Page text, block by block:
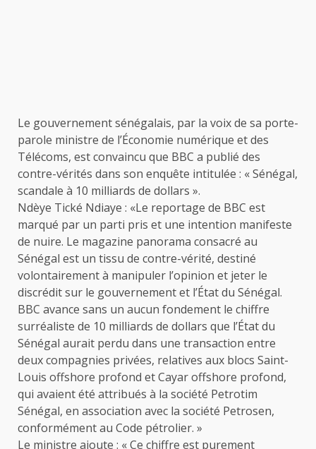
Le gouvernement sénégalais, par la voix de sa porte-
parole ministre de l’Économie numérique et des
Télécoms, est convaincu que BBC a publié des
contre-vérités dans son enquête intitulée : « Sénégal,
scandale à 10 milliards de dollars ».
Ndèye Tické Ndiaye : «Le reportage de BBC est
marqué par un parti pris et une intention manifeste
de nuire. Le magazine panorama consacré au
Sénégal est un tissu de contre-vérité, destiné
volontairement à manipuler l’opinion et jeter le
discrédit sur le gouvernement et l’État du Sénégal.
BBC avance sans un aucun fondement le chiffre
surréaliste de 10 milliards de dollars que l’État du
Sénégal aurait perdu dans une transaction entre
deux compagnies privées, relatives aux blocs Saint-
Louis offshore profond et Cayar offshore profond,
qui avaient été attribués à la société Petrotim
Sénégal, en association avec la société Petrosen,
conformément au Code pétrolier. »
Le ministre ajoute : « Ce chiffre est purement